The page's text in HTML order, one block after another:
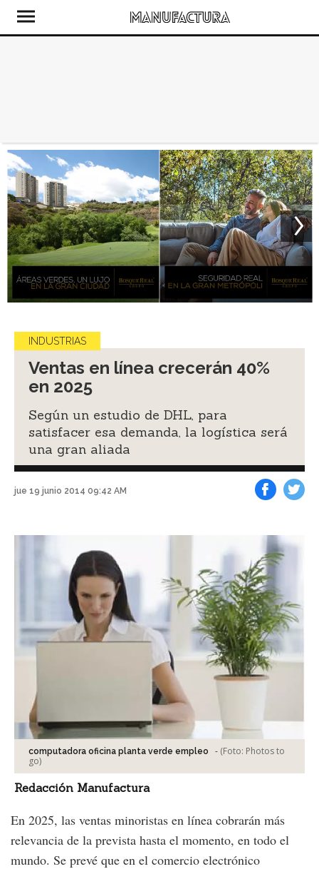
INDUSTRIAS
Ventas en línea crecerán 40%
en 2025
Según un estudio de DHL, para
satisfacer esa demanda, la logística será
una gran aliada
jue 19 junio 2014 09:42 AM
computadora oficina planta verde empleo - (Foto: Photos to
go)
Redacción Manufactura
En 2025, las ventas minoristas en línea cobrarán más
relevancia de la prevista hasta el momento, en todo el
mundo. Se prevé que en el comercio electrónico